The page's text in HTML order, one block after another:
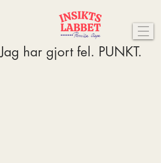
Jag har gjort fel. PUNKT.